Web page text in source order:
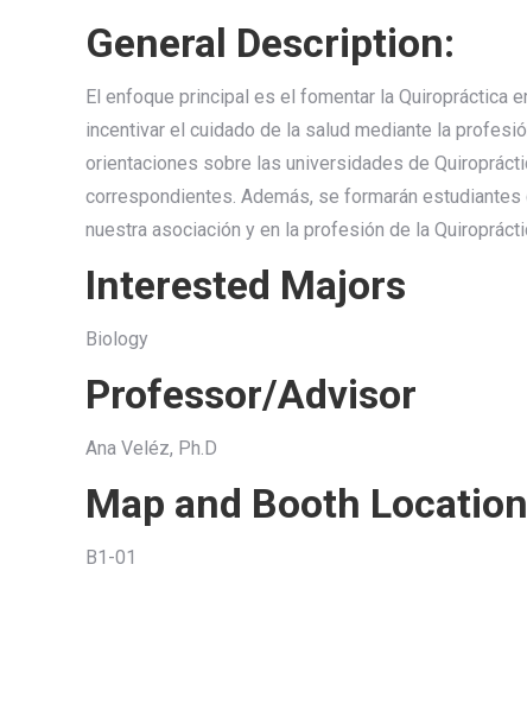
General Description:
El enfoque principal es el fomentar la Quiropráctica
incentivar el cuidado de la salud mediante la
orientaciones sobre las universidades de
correspondientes. Además, se formarán
nuestra asociación y en la profesión de la
Interested Majors
Biology
Professor/Advisor
Ana Veléz, Ph.D
Map and Booth Location
B1-01